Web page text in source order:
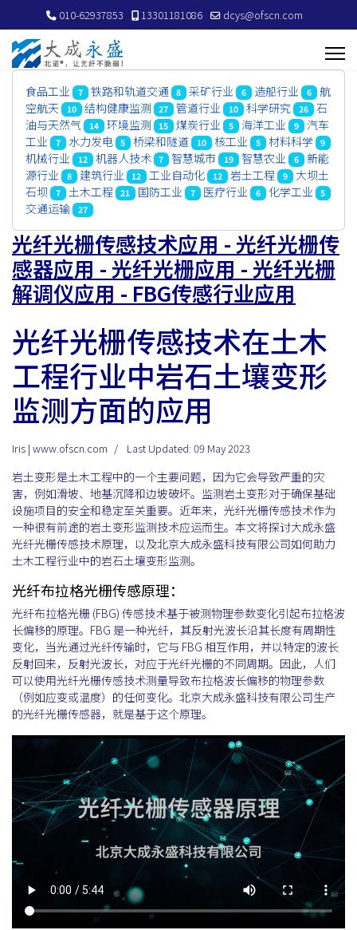
010-62937853 13301181086 dcys@ofscn.com
食品工业 7 铁路和轨道交通 8 采矿行业 6 造船行业 6
航
空航天
10 结构健康监测 27 管道行业 10 科学研究 26
石
油与天然气
14 环境监测 15 煤炭行业 5 海洋工业 9
汽车
工业
7 水力发电 5 桥梁和隧道 10 核工业 5 材料科学 9
机械行业 12 机器人技术 7 智慧城市 19 智慧农业 6
新能
源行业
8 建筑行业 12 工业自动化 12 岩土工程 9
大坝土
石坝
7 土木工程 21 国防工业 7 医疗行业 6 化学工业 5
交通运输 27
光纤光栅传感技术应用 - 光纤光栅传
感器应用 - 光纤光栅应用 - 光纤光栅
解调仪应用 - FBG传感行业应用
光纤光栅传感技术在土木
工程行业中岩石土壤变形
监测方面的应用
Iris | www.ofscn.com Last Updated: 09 May 2023
岩土变形是土木工程中的一个主要问题，因为它会导致严重的灾
害，例如滑坡、地基沉降和边坡破坏。监测岩土变形对于确保基础
设施项目的安全和稳定至关重要。近年来，光纤光栅传感技术作为
一种很有前途的岩土变形监测技术应运而生。本文将探讨大成永盛
光纤光栅传感技术原理，以及北京大成永盛科技有限公司如何助力
土木工程行业中的岩石土壤变形监测。
光纤布拉格光栅传感原理：
光纤布拉格光栅 (FBG) 传感技术基于被测物理参数变化引起布拉格波
长偏移的原理。FBG 是一种光纤，其反射光波长沿其长度有周期性
变化，当光通过光纤传输时，它与 FBG 相互作用，并以特定的波长
反射回来，反射光波长，对应于光纤光栅的不同周期。因此，人们
可以使用光纤光栅传感技术测量导致布拉格波长偏移的物理参数
（例如应变或温度）的任何变化。北京大成永盛科技有限公司生产
的光纤光栅传感器，就是基于这个原理。